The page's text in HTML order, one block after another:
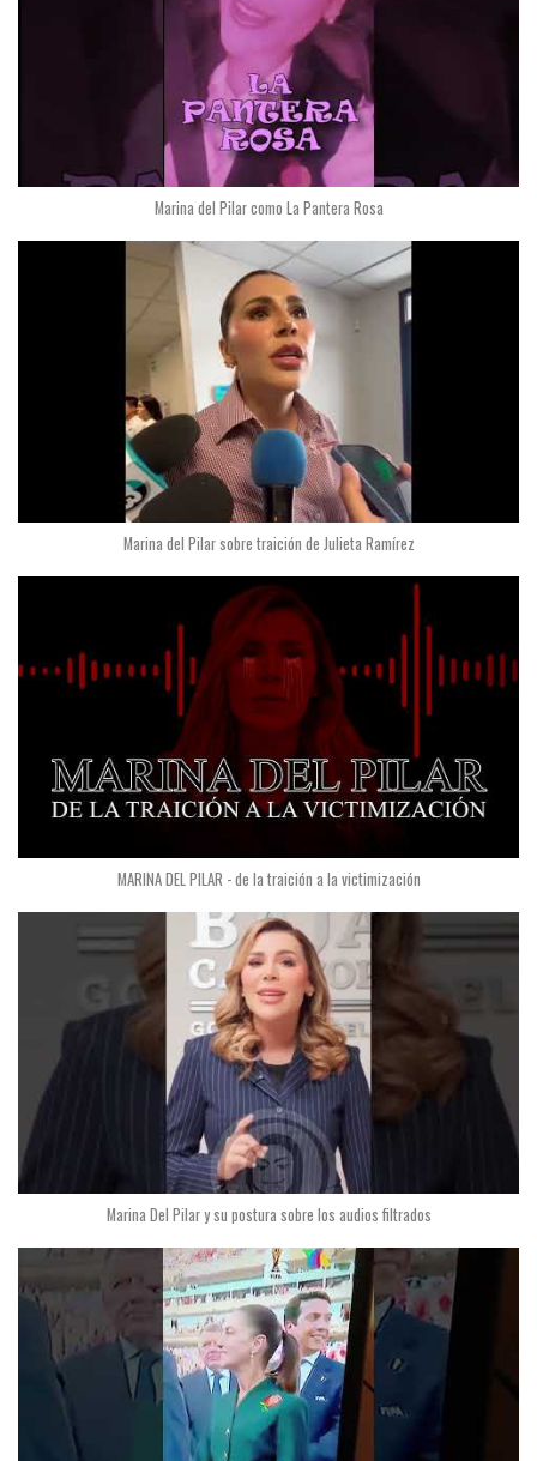
Marina del Pilar como La Pantera Rosa
Marina del Pilar sobre traición de Julieta Ramírez
MARINA DEL PILAR - de la traición a la victimización
Marina Del Pilar y su postura sobre los audios filtrados